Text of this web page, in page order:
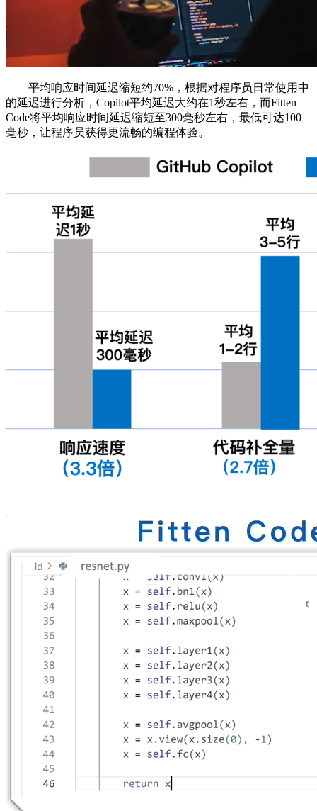
平均响应时间延迟缩短约70%，根据对程序员日常使用中
的延迟进行分析，Copilot平均延迟大约在1秒左右，而Fitten
Code将平均响应时间延迟缩短至300毫秒左右，最低可达100
毫秒，让程序员获得更流畅的编程体验。